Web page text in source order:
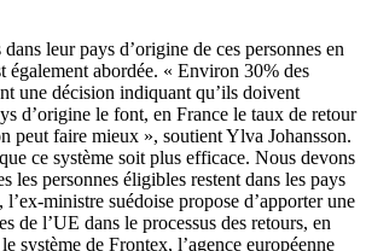
leur pays d’origine de ces personnes en
également abordée. « Environ 30% des
une décision indiquant qu’ils doivent
d’origine le font, en France le taux de retour
peut faire mieux », soutient Ylva Johansson.
ce système soit plus efficace. Nous devons
les personnes éligibles restent dans les pays
l’ex-ministre suédoise propose d’apporter une
de l’UE dans le processus des retours, en
système de Frontex, l’agence européenne